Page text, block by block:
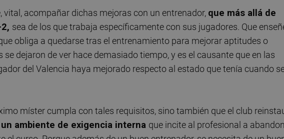
acompañar dichas mejoras con un entrenador, que más allá de
sea de los que trabaja específicamente con sus jugadores. Que
obliga a quedarse tras el entrenamiento para mejorar aptitudes o
dejaron de ver hace demasiado tiempo, y es el causante que en las
del Valencia haya mejorado respecto al estado que tenía cuando
míster cumpla con tales requisitos, sino también que el club
un ambiente de exigencia interna que incite al profesional a